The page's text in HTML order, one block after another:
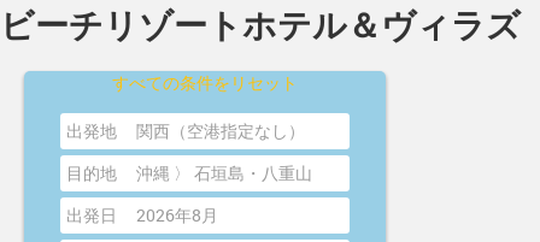
ビーチリゾートホテル＆ヴィラズ
すべての条件をリセット
出発地
関西（空港指定なし）
目的地
沖縄 〉 石垣島・八重山
出発日
2026年8月